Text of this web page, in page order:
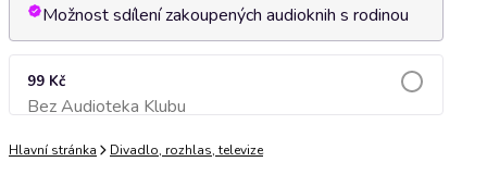
Možnost sdílení zakoupených audioknih s rodinou
99 Kč
Bez Audioteka KlubuPřidat do košíku
Hlavní stránka Divadlo, rozhlas, televize